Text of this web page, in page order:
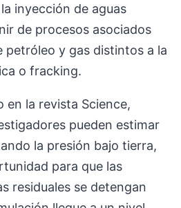
inyección de aguas
de procesos asociados
petróleo y gas distintos a la
o fracking.
en la revista Science,
pueden estimar
la presión bajo tierra,
para que las
residuales se detengan